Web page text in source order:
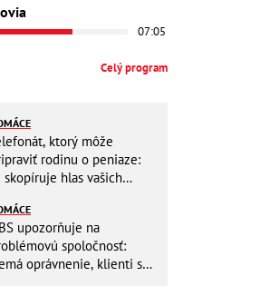
07:05
Celý program
ktorý môže
rodinu o peniaze:
skopíruje hlas vašich
trik
upozorňuje na
spoločnosť:
oprávnenie, klienti sa